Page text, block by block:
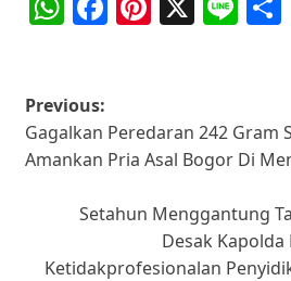
WhatsApp
Facebook
Pinterest
X Line
Post
navigation
Previous:
Gagalkan Peredaran 242 Gram
Amankan Pria Asal Bogor Di
Setahun Menggantung
Desak
Ketidakprofesionalan